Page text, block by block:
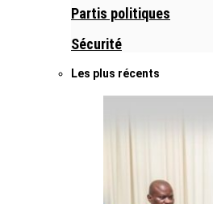
Partis politiques
Sécurité
Les plus récents